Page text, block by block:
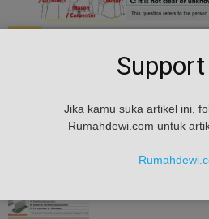
Support
Jika kamu suka artikel ini,
Rumahdewi.com untuk